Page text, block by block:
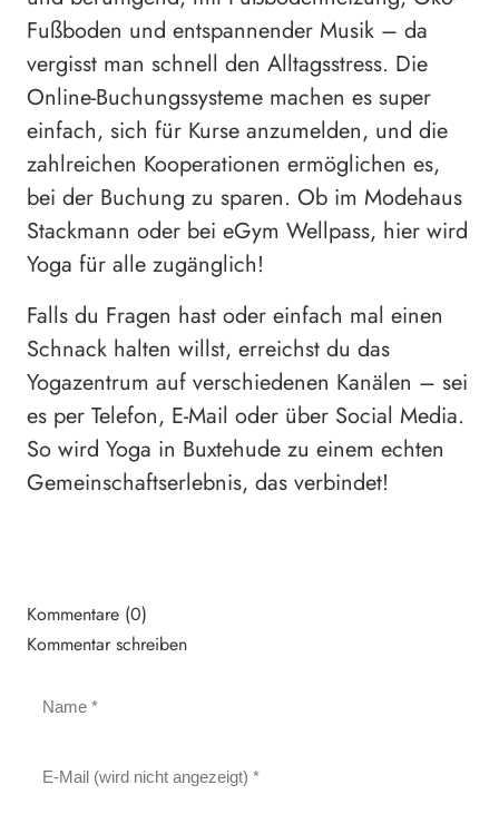
Fußboden und entspannender Musik – da
vergisst man schnell den Alltagsstress. Die
Online-Buchungssysteme machen es super
einfach, sich für Kurse anzumelden, und die
zahlreichen Kooperationen ermöglichen es,
bei der Buchung zu sparen. Ob im Modehaus
Stackmann oder bei eGym Wellpass, hier wird
Yoga für alle zugänglich!
Falls du Fragen hast oder einfach mal einen
Schnack halten willst, erreichst du das
Yogazentrum auf verschiedenen Kanälen – sei
es per Telefon, E-Mail oder über Social Media.
So wird Yoga in Buxtehude zu einem echten
Gemeinschaftserlebnis, das verbindet!
Kommentare (0)
Kommentar schreiben